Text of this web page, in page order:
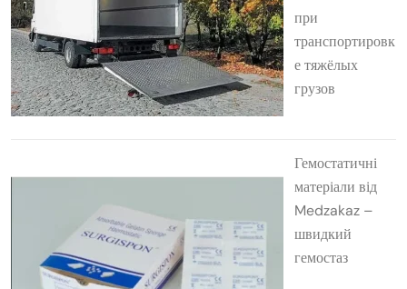
при
транспортировк
е тяжёлых
грузов
Гемостатичні
матеріали від
Medzakaz –
швидкий
гемостаз